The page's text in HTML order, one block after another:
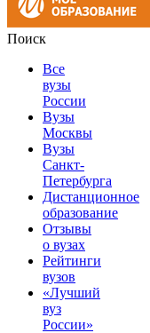
Поиск
Все
вузы
России
Вузы
Москвы
Вузы
Санкт-
Петербурга
Дистанционное
образование
Отзывы
о вузах
Рейтинги
вузов
«Лучший
вуз
России»